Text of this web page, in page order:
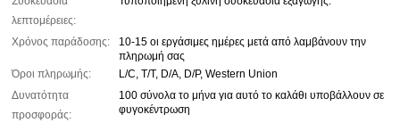
λεπτομέρειες:
Χρόνος παράδοσης:
10-15 οι εργάσιμες ημέρες μετά από λαμβάνουν την
πληρωμή σας
Όροι πληρωμής:
L/C, T/T, D/A, D/P, Western Union
Δυνατότητα
προσφοράς:
100 σύνολα το μήνα για αυτό το καλάθι υποβάλλουν σε
φυγοκέντρωση